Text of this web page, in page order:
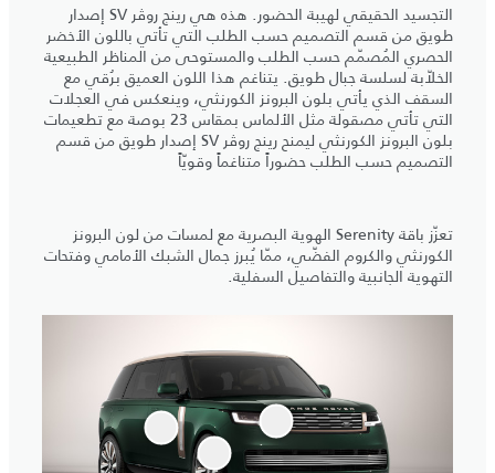
التجسيد الحقيقي لهيبة الحضور. هذه هي رينج روڤر SV إصدار
طويق من قسم التصميم حسب الطلب التي تأتي باللون الأخضر
الحصري المُصمّم حسب الطلب والمستوحى من المناظر الطبيعية
الخلاّبة لسلسة جبال طويق. يتناغم هذا اللون العميق برُقي مع
السقف الذي يأتي بلون البرونز الكورنثي، وينعكس في العجلات
التي تأتي مصقولة مثل الألماس بمقاس 23 بوصة مع تطعيمات
بلون البرونز الكورنثي ليمنح رينج روڤر SV إصدار طويق من قسم
التصميم حسب الطلب حضوراً متناغماً وقويّاً
تعزّز باقة Serenity الهوية البصرية مع لمسات من لون البرونز
الكورنثي والكروم الفضّي، ممّا يُبرز جمال الشبك الأمامي وفتحات
التهوية الجانبية والتفاصيل السفلية.